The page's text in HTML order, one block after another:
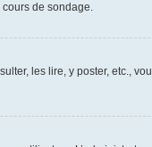
de sondage.
les lire, y poster, etc.,